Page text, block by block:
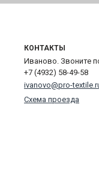
КОНТАКТЫ
Иваново. Звоните
+7 (4932) 58-49-58
ivanovo@pro-
Схема проезда